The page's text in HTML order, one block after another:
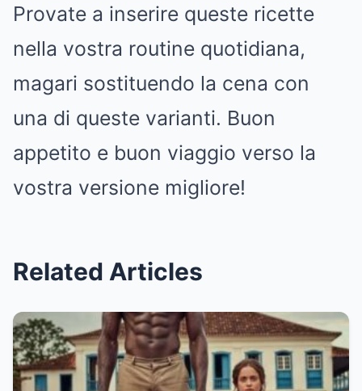
Provate a inserire queste ricette
nella vostra routine quotidiana,
magari sostituendo la cena con
una di queste varianti. Buon
appetito e buon viaggio verso la
vostra versione migliore!
Related Articles